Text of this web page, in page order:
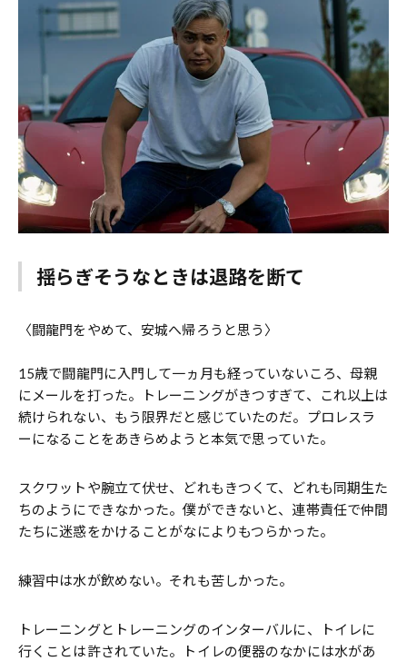
揺らぎそうなときは退路を断て
〈闘龍門をやめて、安城へ帰ろうと思う〉
15歳で闘龍門に入門して一ヵ月も経っていないころ、母親
にメールを打った。トレーニングがきつすぎて、これ以上は
続けられない、もう限界だと感じていたのだ。プロレスラ
ーになることをあきらめようと本気で思っていた。
スクワットや腕立て伏せ、どれもきつくて、どれも同期生た
ちのようにできなかった。僕ができないと、連帯責任で仲間
たちに迷惑をかけることがなによりもつらかった。
練習中は水が飲めない。それも苦しかった。
トレーニングとトレーニングのインターバルに、トイレに
行くことは許されていた。トイレの便器のなかには水があ